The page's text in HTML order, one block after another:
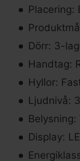
Placering:
Dörr: 3-
Handtag:
Hyllor:
Ljudnivå:
Belysning:
Display: